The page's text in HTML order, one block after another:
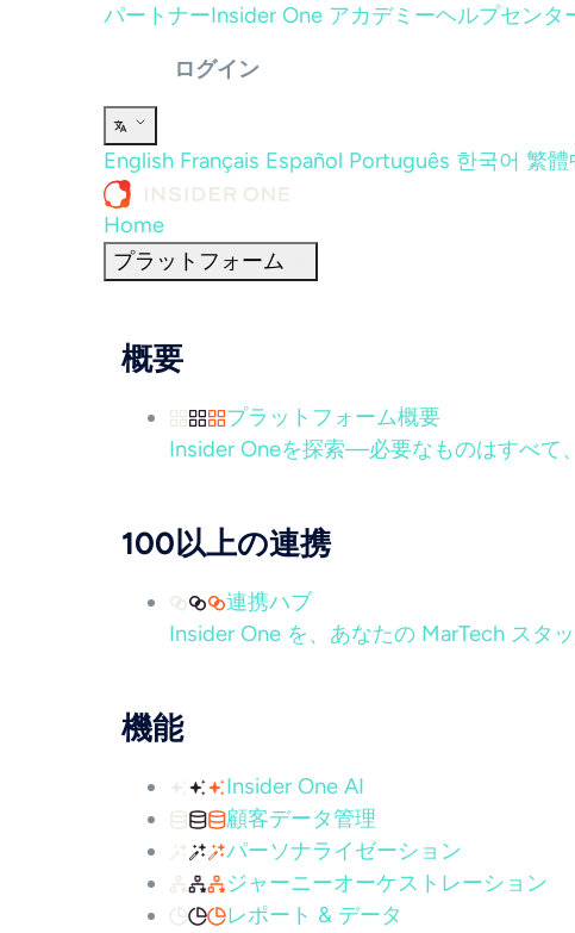
パートナーInsider One アカデミーヘルプセンタ
ログイン
English Français Español Português 한국어 繁體
Home
プラットフォーム
概要
プラットフォーム概要
Insider Oneを探索—必要なものはすべて
100以上の連携
連携ハブ
Insider One を、あなたの MarTech スタ
機能
Insider One AI
顧客データ管理
パーソナライゼーション
ジャーニーオーケストレーション
レポート & データ